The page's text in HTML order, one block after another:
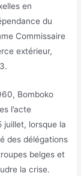
en
du
Commissaire
extérieur,
Bomboko
l’acte
juillet, lorsque la
des délégations
belges et
la crise.